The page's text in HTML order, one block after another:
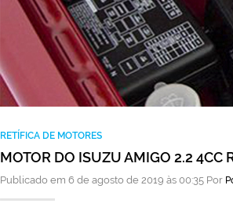
RETÍFICA DE MOTORES
MOTOR DO ISUZU AMIGO 2.2 4CC
Publicado em 6 de agosto de 2019 às 00:35 Por